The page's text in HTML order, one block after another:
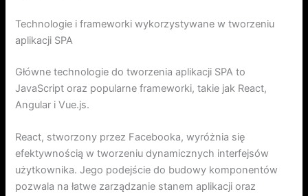
Technologie i frameworki wykorzystywane w tworzeniu
aplikacji SPA
Główne technologie do tworzenia aplikacji SPA to
JavaScript oraz popularne frameworki, takie jak React,
Angular i Vue.js.
React, stworzony przez Facebooka, wyróżnia się
efektywnością w tworzeniu dynamicznych interfejsów
użytkownika. Jego podejście do budowy komponentów
pozwala na łatwe zarządzanie stanem aplikacji oraz